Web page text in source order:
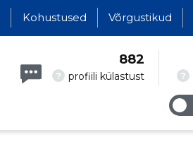
Kohustused Võrgustikud
? profiili külastust
882
?